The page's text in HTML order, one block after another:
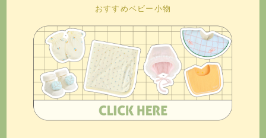
おすすめベビー小物